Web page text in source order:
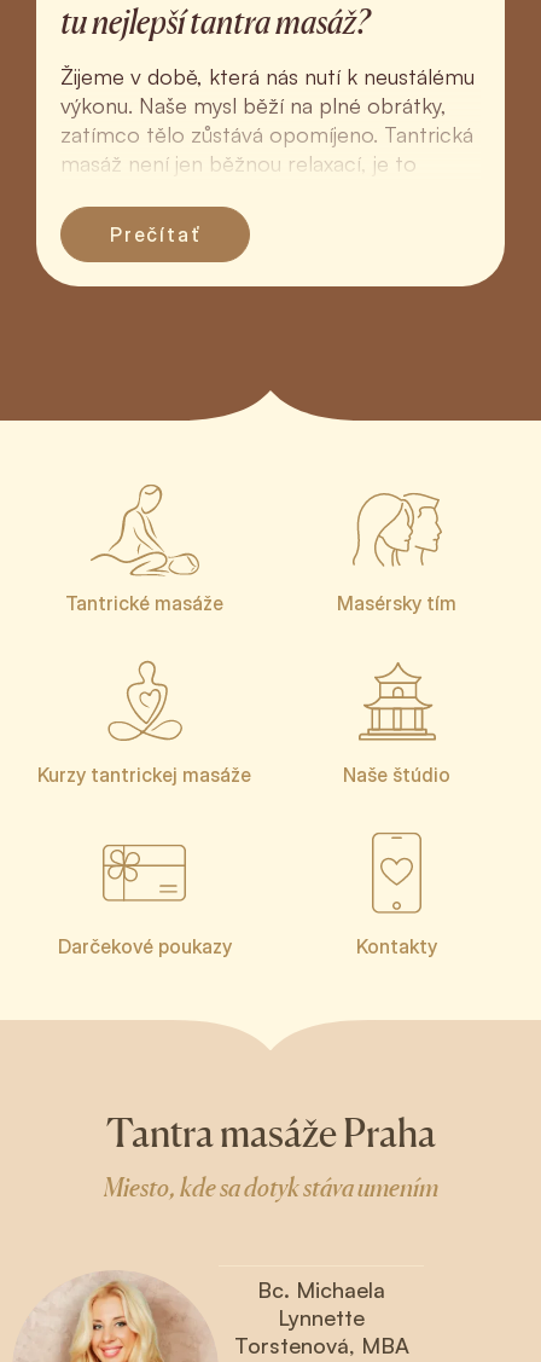
tu nejlepší tantra masáž?
Žijeme v době, která nás nutí k neustálému
výkonu. Naše mysl běží na plné obrátky,
zatímco tělo zůstává opomíjeno. Tantrická
masáž není jen běžnou relaxací, je to
Prečítať
Tantrické masáže Masérsky tím
Kurzy tantrickej masáže Naše štúdio
Darčekové poukazy Kontakty
Tantra masáže Praha
Miesto, kde sa dotyk stáva umením
Bc. Michaela
Lynnette
Torstenová, MBA